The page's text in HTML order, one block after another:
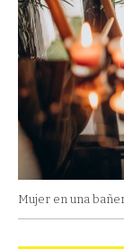
Mujer en una